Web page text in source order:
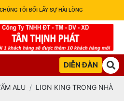
TÔI ĐỔI LẤY SỰ HÀI LÒNG
DIỄN ĐÀN
ALU
LION KING TRONG NHÀ